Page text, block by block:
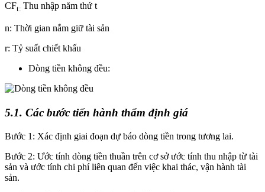
CFt: Thu nhập năm thứ t
n: Thời gian nắm giữ tài sản
r: Tỷ suất chiết khấu
Dòng tiền không đều:
5.1. Các bước tiến hành thẩm định giá
Bước 1: Xác định giai đoạn dự báo dòng tiền trong tương lai.
Bước 2: Ước tính dòng tiền thuần trên cơ sở ước tính thu nhập từ tài
sản và ước tính chi phí liên quan đến việc khai thác, vận hành tài
sản.